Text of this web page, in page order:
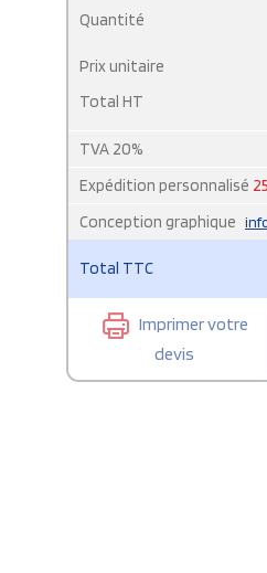
Quantité
Prix unitaire
Total HT
TVA 20%
Expédition personnalisé
Conception graphique
Total TTC
Imprimer votre
devis